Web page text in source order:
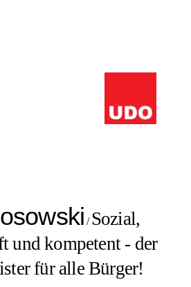
/Sozial,
und kompetent - der
für alle Bürger!